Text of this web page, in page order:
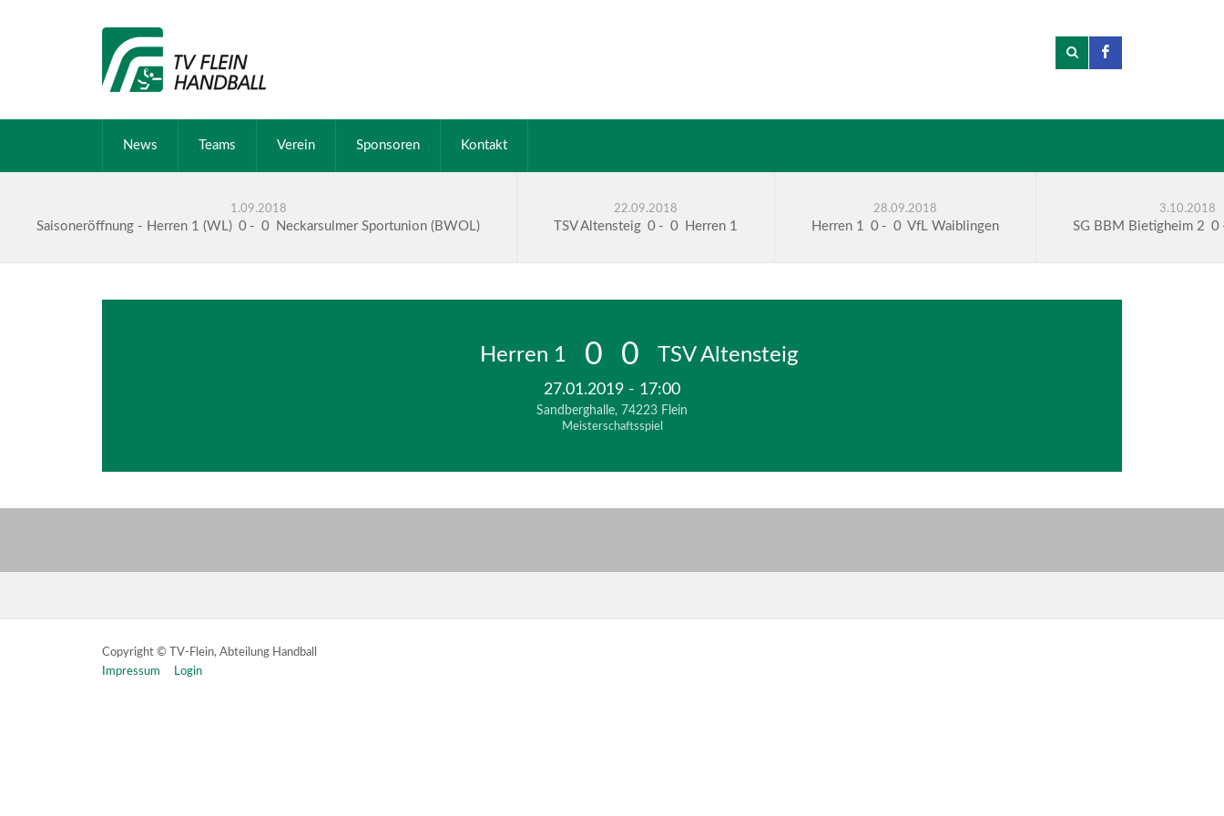
News Teams Verein Sponsoren Kontakt
1.09.2018
Saisoneröffnung - Herren 1 (WL) 0 - 0 Neckarsulmer Sportunion (BWOL)
22.09.2018
TSV Altensteig 0 - 0 Herren 1
28.09.2018
Herren 1 0 - 0 VfL Waiblingen
3.10.2018
SG BBM Bietigheim 2 0
Herren 1 0 0 TSV Altensteig
27.01.2019 - 17:00
Sandberghalle, 74223 Flein
Meisterschaftsspiel
Copyright © TV-Flein, Abteilung Handball
Impressum
Login